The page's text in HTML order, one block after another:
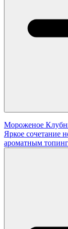
Мороженое
Яркое сочетание
ароматным